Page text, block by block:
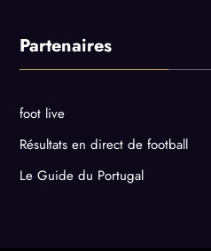
Partenaires
foot live
Résultats en direct de football
Le Guide du Portugal